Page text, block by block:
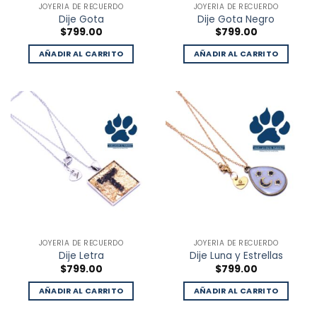
JOYERÍA DE RECUERDO
Dije Gota
$799.00
AÑADIR AL CARRITO
JOYERÍA DE RECUERDO
Dije Gota Negro
$799.00
AÑADIR AL CARRITO
JOYERÍA DE RECUERDO
Dije Letra
$799.00
AÑADIR AL CARRITO
JOYERÍA DE RECUERDO
Dije Luna y Estrellas
$799.00
AÑADIR AL CARRITO